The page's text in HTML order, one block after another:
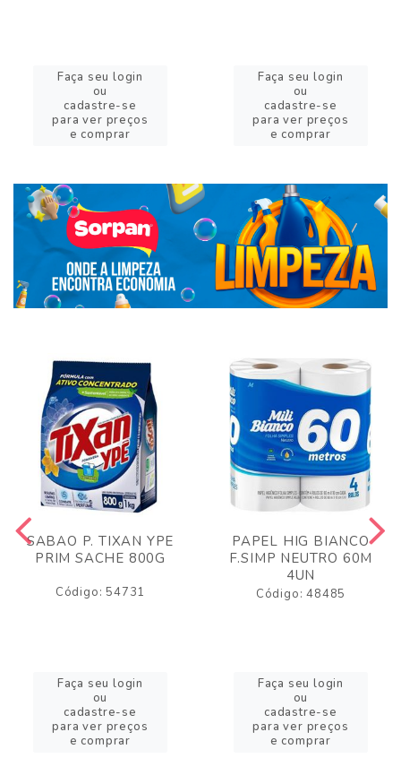
Faça seu login
ou
cadastre-se
para ver preços
e comprar
Faça seu login
ou
cadastre-se
para ver preços
e comprar
SABAO P. TIXAN YPE
PRIM SACHE 800G
Código: 54731
Faça seu login
ou
cadastre-se
para ver preços
e comprar
PAPEL HIG BIANCO
F.SIMP NEUTRO 60M
4UN
Código: 48485
Faça seu login
ou
cadastre-se
para ver preços
e comprar